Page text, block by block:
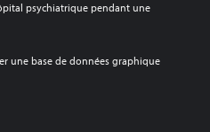
psychiatrique pendant une
une base de données graphique